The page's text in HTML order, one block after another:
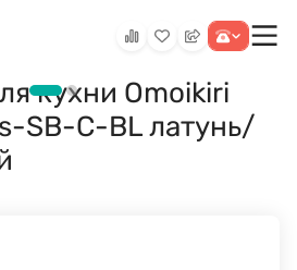
кухни Omoikiri
SB-C-BL латунь/